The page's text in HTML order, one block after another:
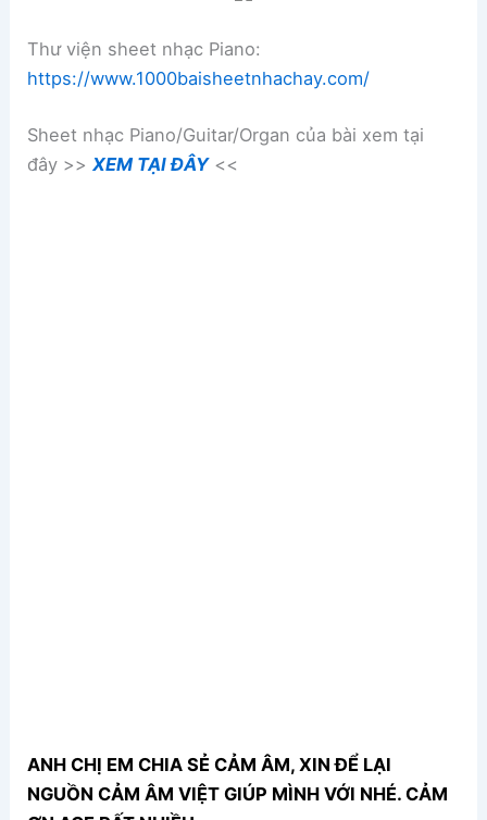
Thư viện sheet nhạc Piano:
https://www.1000baisheetnhachay.com/
Sheet nhạc Piano/Guitar/Organ của bài xem tại
đây >>XEM TẠI ĐÂY<<
ANH CHỊ EM CHIA SẺ CẢM ÂM, XIN ĐỂ LẠI
NGUỒN CẢM ÂM VIỆT GIÚP MÌNH VỚI NHÉ. CẢM